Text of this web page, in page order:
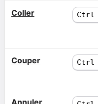
Coller Ctrl
Couper Ctrl